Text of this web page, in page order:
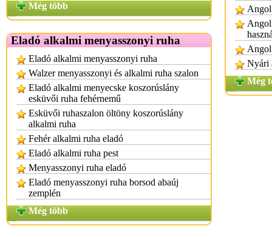
Még több
Eladó alkalmi menyasszonyi ruha
Eladó alkalmi menyasszonyi ruha
Walzer menyasszonyi és alkalmi ruha szalon
Eladó alkalmi menyecske koszorúslány
esküvői ruha fehérnemű
Esküvői ruhaszalon öltöny koszorúslány
alkalmi ruha
Fehér alkalmi ruha eladó
Eladó alkalmi ruha pest
Menyasszonyi ruha eladó
Eladó menyasszonyi ruha borsod abaúj
zemplén
Még több
Angol
Angol
Angol
Nyári
Még